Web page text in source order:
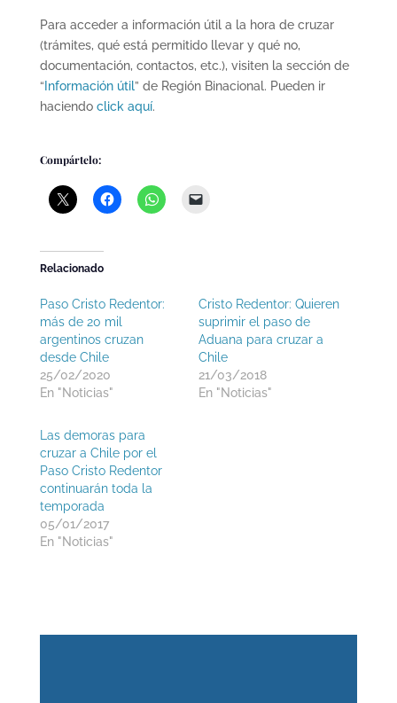
Para acceder a información útil a la hora de cruzar
(trámites, qué está permitido llevar y qué no,
documentación, contactos, etc.), visiten la sección de
“ Información útil” de Región Binacional. Pueden ir
haciendo click aquí.
Compártelo:
Relacionado
Paso Cristo Redentor:
más de 20 mil
argentinos cruzan
desde Chile
25/02/2020
En "Noticias"
Cristo Redentor: Quieren
suprimir el paso de
Aduana para cruzar a
Chile
21/03/2018
En "Noticias"
Las demoras para
cruzar a Chile por el
Paso Cristo Redentor
continuarán toda la
temporada
05/01/2017
En "Noticias"